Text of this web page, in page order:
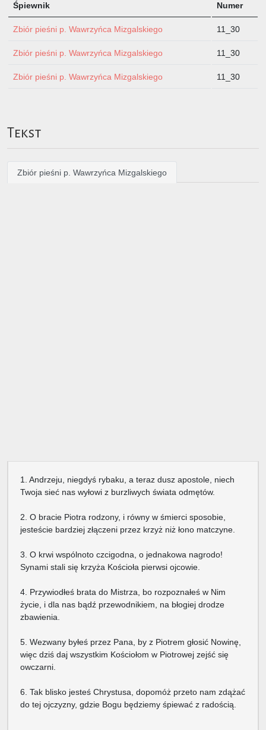
Śpiewnik Numer
Zbiór pieśni p. Wawrzyńca Mizgalskiego 11_30
Zbiór pieśni p. Wawrzyńca Mizgalskiego 11_30
Zbiór pieśni p. Wawrzyńca Mizgalskiego 11_30
Tekst
Zbiór pieśni p. Wawrzyńca Mizgalskiego
1. Andrzeju, niegdyś rybaku, a teraz dusz apostole, niech
Twoja sieć nas wyłowi z burzliwych świata odmętów.
2. O bracie Piotra rodzony, i równy w śmierci sposobie,
jesteście bardziej złączeni przez krzyż niż łono matczyne.
3. O krwi wspólnoto czcigodna, o jednakowa nagrodo!
Synami stali się krzyża Kościoła pierwsi ojcowie.
4. Przywiodłeś brata do Mistrza, bo rozpoznałeś w Nim
życie, i dla nas bądź przewodnikiem, na błogiej drodze
zbawienia.
5. Wezwany byłeś przez Pana, by z Piotrem głosić Nowinę,
więc dziś daj wszystkim Kościołom w Piotrowej zejść się
owczarni.
6. Tak blisko jesteś Chrystusa, dopomóż przeto nam zdążać
do tej ojczyzny, gdzie Bogu będziemy śpiewać z radością.